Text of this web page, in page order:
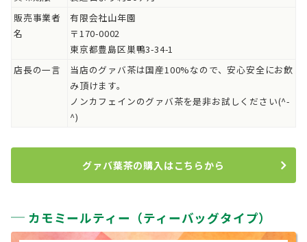
販売事業者
名
有限会社山年園
〒170-0002
東京都豊島区巣鴨3-34-1
店長の一言
当店のグァバ茶は国産100%なので、安心安全にお飲
み頂けます。
ノンカフェインのグァバ茶を是非お試しください(^-
^)
グァバ葉茶の購入はこちらから
カモミールティー（ティーバッグタイプ）